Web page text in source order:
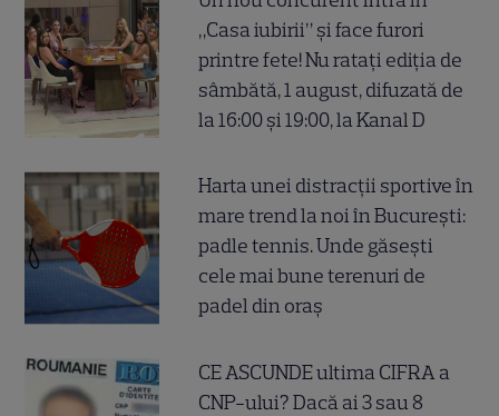
„Casa iubirii” și face furori
printre fete! Nu ratați ediția de
sâmbătă, 1 august, difuzată de
la 16:00 și 19:00, la Kanal D
Harta unei distracții sportive în
mare trend la noi în București:
padle tennis. Unde găsești
cele mai bune terenuri de
padel din oraș
CE ASCUNDE ultima CIFRA a
CNP-ului? Dacă ai 3 sau 8